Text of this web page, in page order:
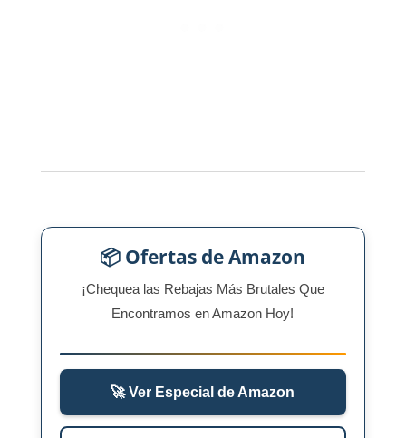
📦 Ofertas de Amazon
¡Chequea las Rebajas Más Brutales Que
Encontramos en Amazon Hoy!
🚀 Ver Especial de Amazon